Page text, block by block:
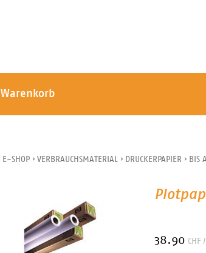
Warenkorb
E-SHOP › VERBRAUCHSMATERIAL › DRUCKERPAPIER › BIS
38.90 CHF